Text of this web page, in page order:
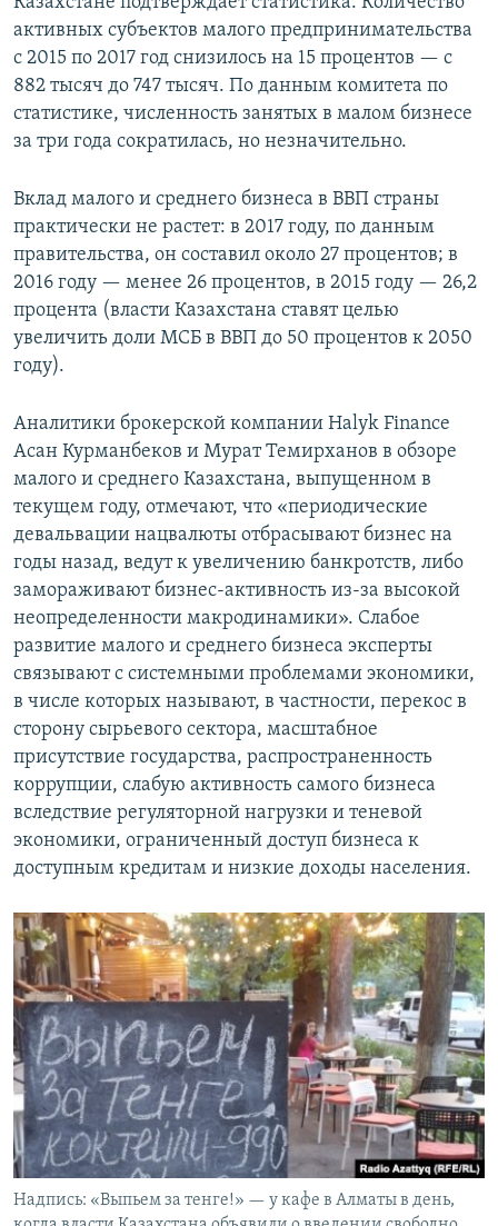
активных субъектов малого предпринимательства
с 2015 по 2017 год снизилось на 15 процентов — с
882 тысяч до 747 тысяч. По данным комитета по
статистике, численность занятых в малом бизнесе
за три года сократилась, но незначительно.
Вклад малого и среднего бизнеса в ВВП страны
практически не растет: в 2017 году, по данным
правительства, он составил около 27 процентов; в
2016 году — менее 26 процентов, в 2015 году — 26,2
процента (власти Казахстана ставят целью
увеличить доли МСБ в ВВП до 50 процентов к 2050
году).
Аналитики брокерской компании Halyk Finance
Асан Курманбеков и Мурат Темирханов в обзоре
малого и среднего Казахстана, выпущенном в
текущем году, отмечают, что «периодические
девальвации нацвалюты отбрасывают бизнес на
годы назад, ведут к увеличению банкротств, либо
замораживают бизнес-активность из-за высокой
неопределенности макродинамики». Слабое
развитие малого и среднего бизнеса эксперты
связывают с системными проблемами экономики,
в числе которых называют, в частности, перекос в
сторону сырьевого сектора, масштабное
присутствие государства, распространенность
коррупции, слабую активность самого бизнеса
вследствие регуляторной нагрузки и теневой
экономики, ограниченный доступ бизнеса к
доступным кредитам и низкие доходы населения.
Надпись: «Выпьем за тенге!» — у кафе в Алматы в день,